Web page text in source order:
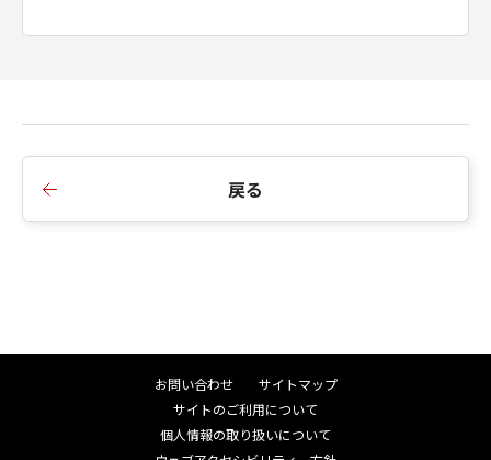
戻る
お問い合わせ
サイトマップ
サイトのご利用について
個人情報の取り扱いについて